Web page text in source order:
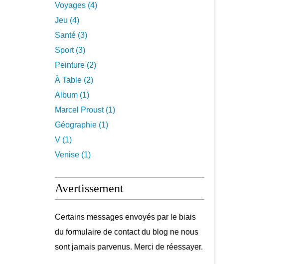
Voyages (4)
Jeu (4)
Santé (3)
Sport (3)
Peinture (2)
À Table (2)
Album (1)
Marcel Proust (1)
Géographie (1)
V (1)
Venise (1)
Avertissement
Certains messages envoyés par le biais
du formulaire de contact du blog ne nous
sont jamais parvenus. Merci de réessayer.